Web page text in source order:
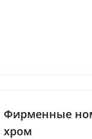
Фирменные
хром